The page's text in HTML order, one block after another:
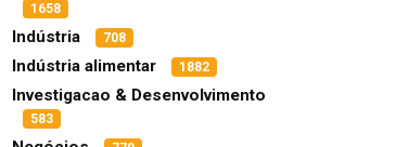
1658
Indústria 708
Indústria alimentar 1882
Investigacao & Desenvolvimento
583